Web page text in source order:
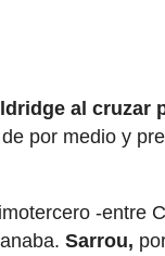
al cruzar
por medio y
-entre
Sarrou,